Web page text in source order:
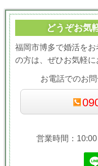
どうぞお気
福岡市博多で婚活を
の方は、ぜひお気軽に
お電話でのお
営業時間：10:00